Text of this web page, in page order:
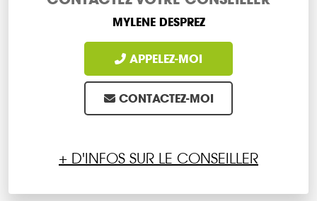
MYLENE DESPREZ
APPELEZ-MOI
CONTACTEZ-MOI
+ D'INFOS SUR LE CONSEILLER